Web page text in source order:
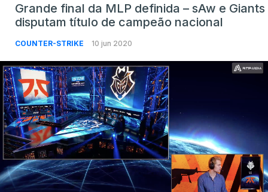
Grande final da MLP definida – sAw e Giants
disputam título de campeão nacional
COUNTER-STRIKE 10 jun 2020